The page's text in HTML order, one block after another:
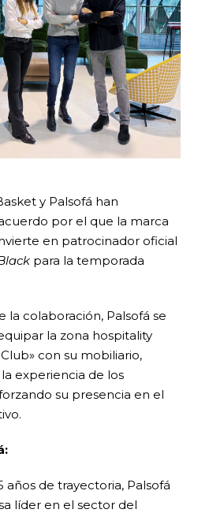
y Palsofá han
por el que la marca
en patrocinador oficial
para la temporada
la colaboración, Palsofá se
la zona hospitality
con su mobiliario,
experiencia de los
su presencia en el
años de trayectoria, Palsofá
líder en el sector del